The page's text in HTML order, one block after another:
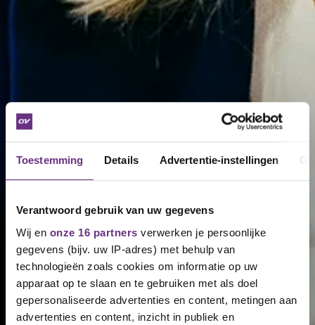
Toestemming Details Advertentie-instellingen
Verantwoord gebruik van uw gegevens
Wij en onze 16 partners verwerken je persoonlijke
gegevens (bijv. uw IP-adres) met behulp van
technologieën zoals cookies om informatie op uw
apparaat op te slaan en te gebruiken met als doel
gepersonaliseerde advertenties en content, metingen aan
advertenties en content, inzicht in publiek en